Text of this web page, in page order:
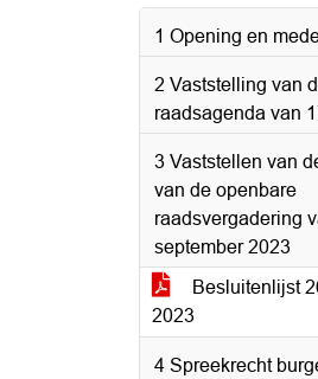
1 Opening en
2 Vaststelling van
raadsagenda van
3 Vaststellen van
van de openbare
raadsvergadering
september 2023
Besluitenlijst
2023
4 Spreekrecht